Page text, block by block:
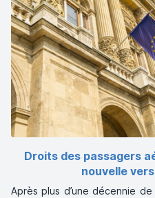
Droits des passagers
nouvelle
Après plus d’une décennie